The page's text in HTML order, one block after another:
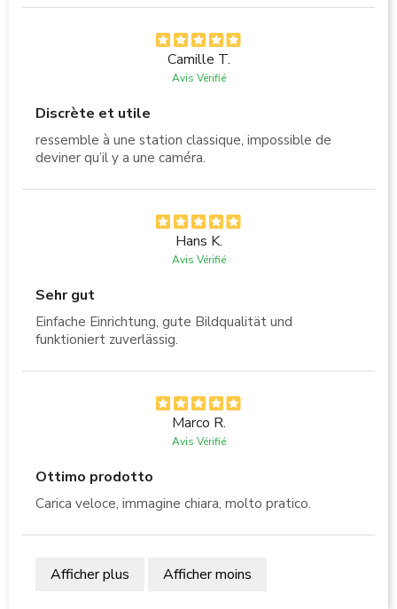
Camille T.
Avis Vérifié
Discrète et utile
ressemble à une station classique, impossible de
deviner qu’il y a une caméra.
Hans K.
Avis Vérifié
Sehr gut
Einfache Einrichtung, gute Bildqualität und
funktioniert zuverlässig.
Marco R.
Avis Vérifié
Ottimo prodotto
Carica veloce, immagine chiara, molto pratico.
Afficher plus Afficher moins